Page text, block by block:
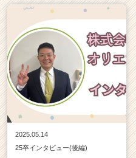
2025.05.14
25卒インタビュー(後編)